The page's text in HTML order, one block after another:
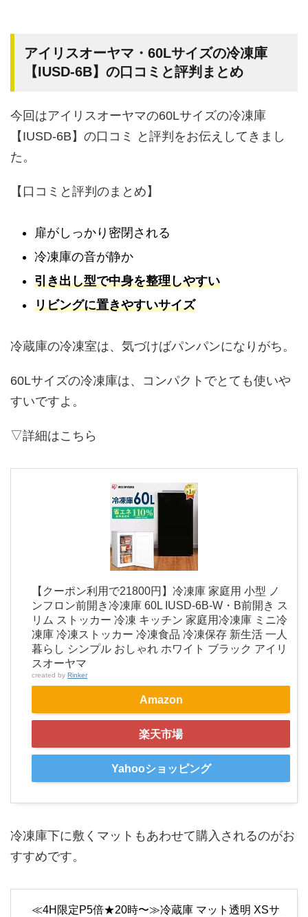
アイリスオーヤマ・60Lサイズの冷凍庫
【IUSD-6B】の口コミと評判まとめ
今回はアイリスオーヤマの60Lサイズの冷凍庫
【IUSD-6B】の口コミ と評判をお伝えしてきまし
た。
【口コミと評判のまとめ】
扉がしっかり密閉される
冷凍庫の音が静か
引き出し型で中身を整理しやすい
リビングに置きやすいサイズ
冷蔵庫の冷凍室は、気づけばパンパンになりがち。
60Lサイズの冷凍庫は、コンパクトでとても使いや
すいですよ。
▽詳細はこちら
【クーポン利用で21800円】冷凍庫 家庭用 小型 ノ
ンフロン前開き冷凍庫 60L IUSD-6B-W・B前開き ス
リム ストッカー 冷凍 キッチン 家庭用冷凍庫 ミニ冷
凍庫 冷凍ストッカー 冷凍食品 冷凍保存 新生活 一人
暮らし シンプル おしゃれ ホワイト ブラック アイリ
スオーヤマ
created by Rinker
Amazon
楽天市場
Yahooショッピング
冷凍庫下に敷くマットもあわせて購入されるのがお
すすめです。
≪4H限定P5倍★20時〜≫冷蔵庫 マット透明 XSサ